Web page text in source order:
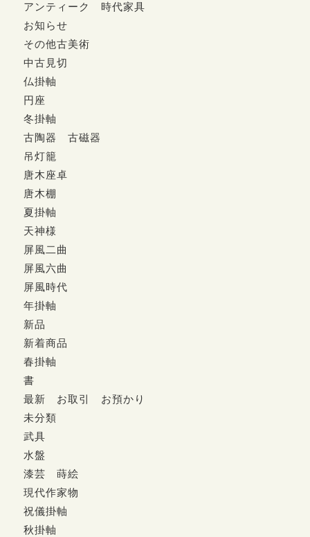
アンティーク 時代家具
お知らせ
その他古美術
中古見切
仏掛軸
円座
冬掛軸
古陶器 古磁器
吊灯籠
唐木座卓
唐木棚
夏掛軸
天神様
屏風二曲
屏風六曲
屏風時代
年掛軸
新品
新着商品
春掛軸
書
最新 お取引 お預かり
未分類
武具
水盤
漆芸 蒔絵
現代作家物
祝儀掛軸
秋掛軸